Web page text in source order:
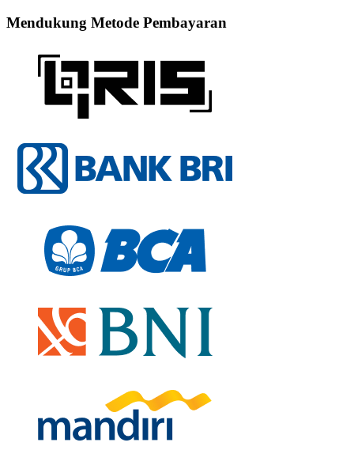
Mendukung Metode Pembayaran